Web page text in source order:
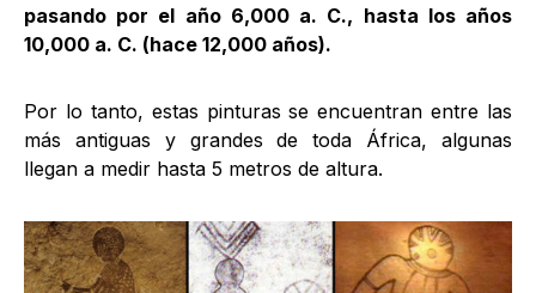
pasando por el año 6,000 a. C., hasta los años
10,000 a. C. (hace 12,000 años).
Por lo tanto, estas pinturas se encuentran entre las
más antiguas y grandes de toda África, algunas
llegan a medir hasta 5 metros de altura.